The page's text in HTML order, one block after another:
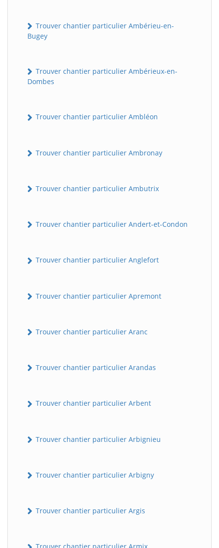
Trouver chantier particulier Ambérieu-en-
Bugey
Trouver chantier particulier Ambérieux-en-
Dombes
Trouver chantier particulier Ambléon
Trouver chantier particulier Ambronay
Trouver chantier particulier Ambutrix
Trouver chantier particulier Andert-et-Condon
Trouver chantier particulier Anglefort
Trouver chantier particulier Apremont
Trouver chantier particulier Aranc
Trouver chantier particulier Arandas
Trouver chantier particulier Arbent
Trouver chantier particulier Arbignieu
Trouver chantier particulier Arbigny
Trouver chantier particulier Argis